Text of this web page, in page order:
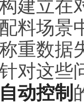
建立在
料场
重数据
对这些
自动控制